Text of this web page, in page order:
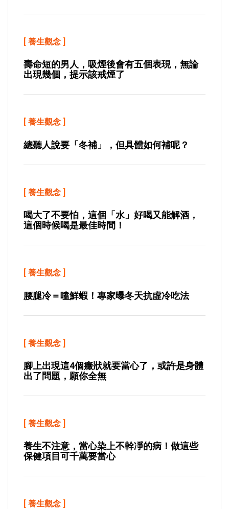
[ 養生觀念 ]
壽命短的男人，吸煙後會有五個表現，無論
出現幾個，提示該戒煙了
[ 養生觀念 ]
總聽人說要「冬補」，但具體如何補呢？
[ 養生觀念 ]
喝大了不要怕，這個「水」好喝又能解酒，
這個時候喝是最佳時間！
[ 養生觀念 ]
腰腿冷＝嗑鮮蝦！專家曝冬天抗虛冷吃法
[ 養生觀念 ]
腳上出現這4個癥狀就要當心了，或許是身體
出了問題，願你全無
[ 養生觀念 ]
養生不注意，當心染上不幹凈的病！做這些
保健項目可千萬要當心
[ 養生觀念 ]